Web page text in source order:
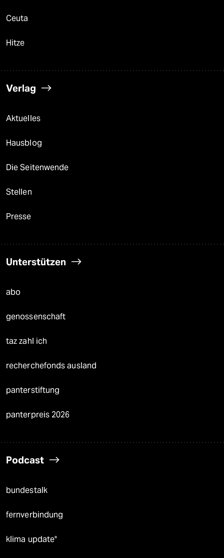
Ceuta
Hitze
Verlag
Aktuelles
Hausblog
Die Seitenwende
Stellen
Presse
Unterstützen
abo
genossenschaft
taz zahl ich
recherchefonds ausland
panterstiftung
panterpreis 2026
Podcast
bundestalk
fernverbindung
klima update°